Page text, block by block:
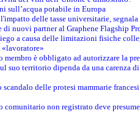
sull’acqua potabile in Europa
delle tasse universitarie,
di nuovi partner al Graphene Flagship
a causa delle limitazioni fisiche
«lavoratore»
membro è obbligato ad autorizzare la
suo territorio dipenda da una carenza
delle protesi mammarie
non registrato deve